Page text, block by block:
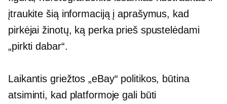
įtraukite šią informaciją į aprašymus, kad
pirkėjai žinotų, ką perka prieš spustelėdami
„pirkti dabar“.
Laikantis griežtos „eBay“ politikos, būtina
atsiminti, kad platformoje gali būti